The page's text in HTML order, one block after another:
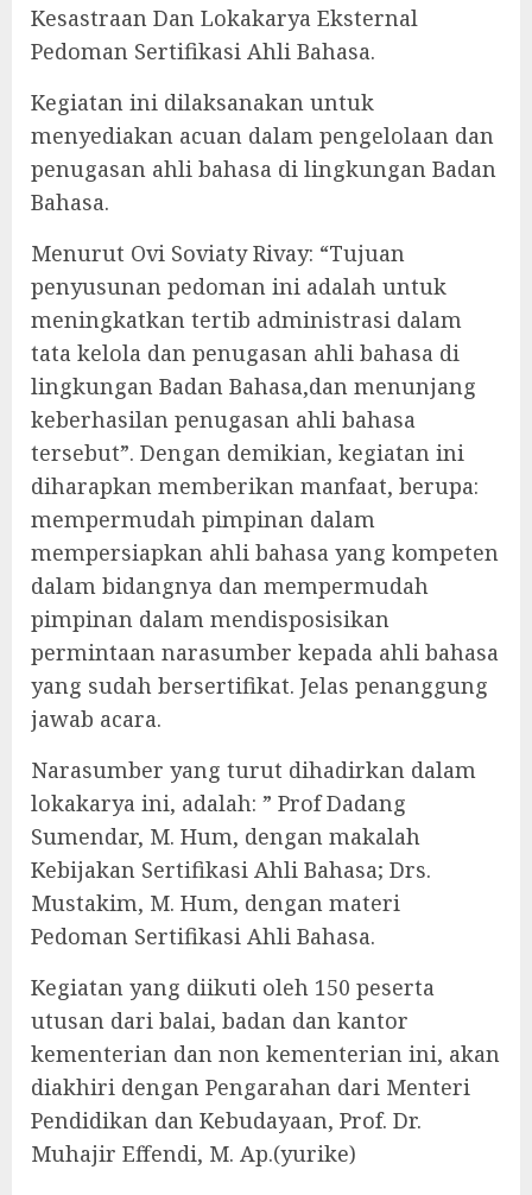
Kesastraan Dan Lokakarya Eksternal
Pedoman Sertifikasi Ahli Bahasa.
Kegiatan ini dilaksanakan untuk
menyediakan acuan dalam pengelolaan dan
penugasan ahli bahasa di lingkungan Badan
Bahasa.
Menurut Ovi Soviaty Rivay: “Tujuan
penyusunan pedoman ini adalah untuk
meningkatkan tertib administrasi dalam
tata kelola dan penugasan ahli bahasa di
lingkungan Badan Bahasa,dan menunjang
keberhasilan penugasan ahli bahasa
tersebut”. Dengan demikian, kegiatan ini
diharapkan memberikan manfaat, berupa:
mempermudah pimpinan dalam
mempersiapkan ahli bahasa yang kompeten
dalam bidangnya dan mempermudah
pimpinan dalam mendisposisikan
permintaan narasumber kepada ahli bahasa
yang sudah bersertifikat. Jelas penanggung
jawab acara.
Narasumber yang turut dihadirkan dalam
lokakarya ini, adalah: ” Prof Dadang
Sumendar, M. Hum, dengan makalah
Kebijakan Sertifikasi Ahli Bahasa; Drs.
Mustakim, M. Hum, dengan materi
Pedoman Sertifikasi Ahli Bahasa.
Kegiatan yang diikuti oleh 150 peserta
utusan dari balai, badan dan kantor
kementerian dan non kementerian ini, akan
diakhiri dengan Pengarahan dari Menteri
Pendidikan dan Kebudayaan, Prof. Dr.
Muhajir Effendi, M. Ap.(yurike)